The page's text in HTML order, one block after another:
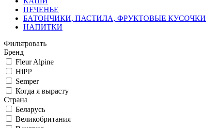
ПЕЧЕНЬЕ
БАТОНЧИКИ, ПАСТИЛА, ФРУКТОВЫЕ КУСОЧКИ
НАПИТКИ
Фильтровать
Бренд
Fleur Alpine
HiPP
Semper
Когда я вырасту
Страна
Беларусь
Великобритания